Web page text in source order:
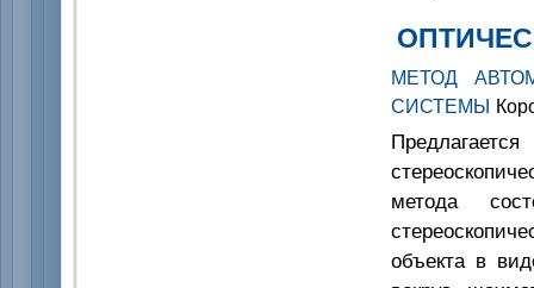
МЕТОД
СИСТЕМЫ
метода
объекта в